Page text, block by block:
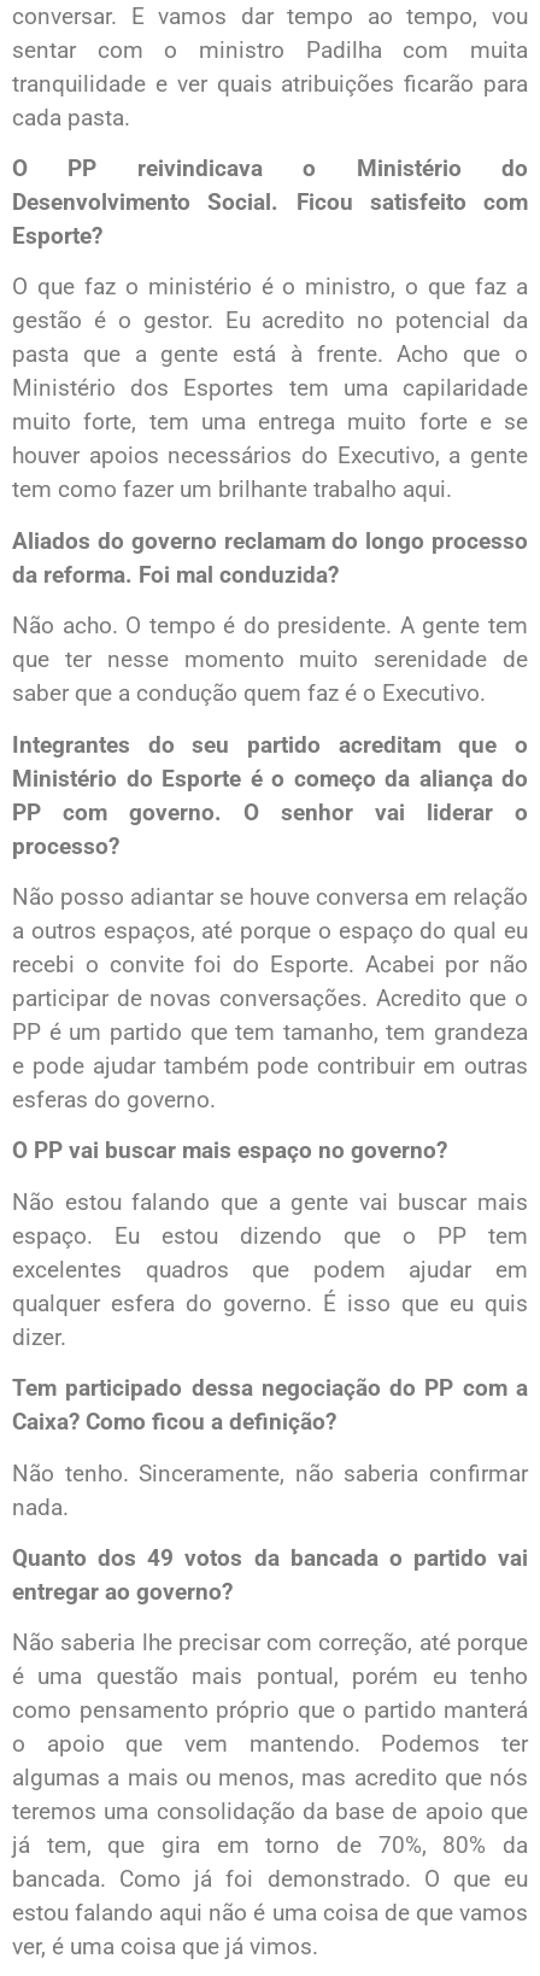
conversar. E vamos dar tempo ao tempo, vou
sentar com o ministro Padilha com muita
tranquilidade e ver quais atribuições ficarão para
cada pasta.
O PP reivindicava o Ministério do
Desenvolvimento Social. Ficou satisfeito com
Esporte?
O que faz o ministério é o ministro, o que faz a
gestão é o gestor. Eu acredito no potencial da
pasta que a gente está à frente. Acho que o
Ministério dos Esportes tem uma capilaridade
muito forte, tem uma entrega muito forte e se
houver apoios necessários do Executivo, a gente
tem como fazer um brilhante trabalho aqui.
Aliados do governo reclamam do longo processo
da reforma. Foi mal conduzida?
Não acho. O tempo é do presidente. A gente tem
que ter nesse momento muito serenidade de
saber que a condução quem faz é o Executivo.
Integrantes do seu partido acreditam que o
Ministério do Esporte é o começo da aliança do
PP com governo. O senhor vai liderar o
processo?
Não posso adiantar se houve conversa em relação
a outros espaços, até porque o espaço do qual eu
recebi o convite foi do Esporte. Acabei por não
participar de novas conversações. Acredito que o
PP é um partido que tem tamanho, tem grandeza
e pode ajudar também pode contribuir em outras
esferas do governo.
O PP vai buscar mais espaço no governo?
Não estou falando que a gente vai buscar mais
espaço. Eu estou dizendo que o PP tem
excelentes quadros que podem ajudar em
qualquer esfera do governo. É isso que eu quis
dizer.
Tem participado dessa negociação do PP com a
Caixa? Como ficou a definição?
Não tenho. Sinceramente, não saberia confirmar
nada.
Quanto dos 49 votos da bancada o partido vai
entregar ao governo?
Não saberia lhe precisar com correção, até porque
é uma questão mais pontual, porém eu tenho
como pensamento próprio que o partido manterá
o apoio que vem mantendo. Podemos ter
algumas a mais ou menos, mas acredito que nós
teremos uma consolidação da base de apoio que
já tem, que gira em torno de 70%, 80% da
bancada. Como já foi demonstrado. O que eu
estou falando aqui não é uma coisa de que vamos
ver, é uma coisa que já vimos.